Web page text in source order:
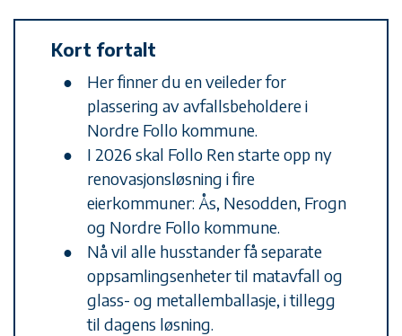
Kort fortalt
Her finner du en veileder for
plassering av avfallsbeholdere i
Nordre Follo kommune.
I 2026 skal Follo Ren starte opp ny
renovasjonsløsning i fire
eierkommuner: Ås, Nesodden, Frogn
og Nordre Follo kommune.
Nå vil alle husstander få separate
oppsamlingsenheter til matavfall og
glass- og metallemballasje, i tillegg
til dagens løsning.